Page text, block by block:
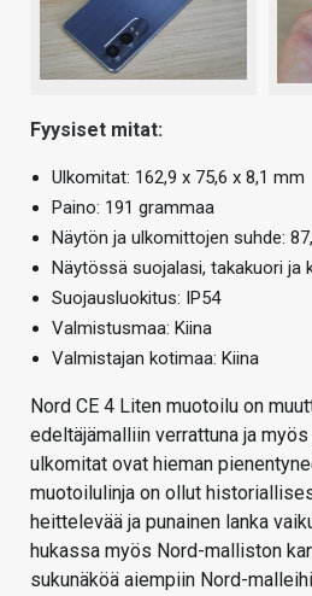
Fyysiset mitat:
Ulkomitat: 162,9 x 75,6 x 8,1 mm
Paino: 191 grammaa
Näytön ja ulkomittojen suhde:
Näytössä suojalasi, takakuori ja
Suojausluokitus: IP54
Valmistusmaa: Kiina
Valmistajan kotimaa: Kiina
Nord CE 4 Liten muotoilu on
edeltäjämalliin verrattuna ja
ulkomitat ovat hieman
muotoilulinja on ollut
heittelevää ja punainen lanka
hukassa myös Nord-malliston
sukunäköä aiempiin Nord-